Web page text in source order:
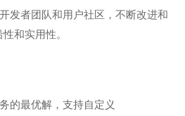
发者团队和用户社区，不断改进和
和实用性。
的最优解，支持自定义